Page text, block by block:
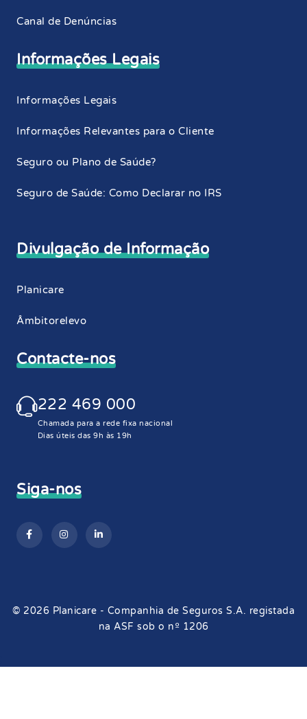
Canal de Denúncias
Informações Legais
Informações Legais
Informações Relevantes para o Cliente
Seguro ou Plano de Saúde?
Seguro de Saúde: Como Declarar no IRS
Divulgação de Informação
Planicare
Âmbitorelevo
Contacte-nos
222 469 000
Chamada para a rede fixa nacional
Dias úteis das 9h às 19h
Siga-nos
© 2026 Planicare - Companhia de Seguros S.A. registada
na ASF sob o nº 1206